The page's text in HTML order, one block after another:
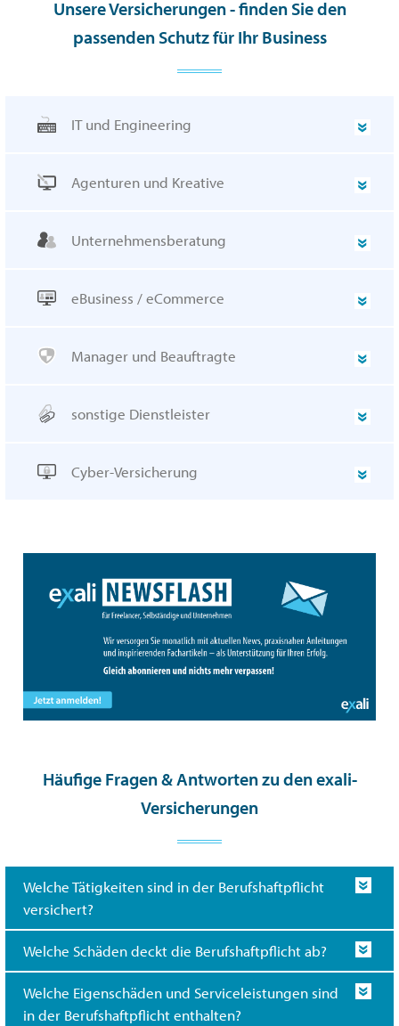
Unsere Versicherungen - finden Sie den
passenden Schutz für Ihr Business
IT und Engineering
Agenturen und Kreative
Unternehmensberatung
eBusiness / eCommerce
Manager und Beauftragte
sonstige Dienstleister
Cyber-Versicherung
Häufige Fragen & Antworten zu den exali-
Versicherungen
Welche Tätigkeiten sind in der Berufshaftpflicht
versichert?
Welche Schäden deckt die Berufshaftpflicht ab?
Welche Eigenschäden und Serviceleistungen sind
in der Berufshaftpflicht enthalten?